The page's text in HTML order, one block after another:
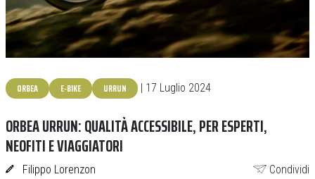
ORBEA E-BIKE URRUN | 17 Luglio 2024
ORBEA URRUN: QUALITÀ ACCESSIBILE, PER ESPERTI,
NEOFITI E VIAGGIATORI
Filippo Lorenzon Condividi